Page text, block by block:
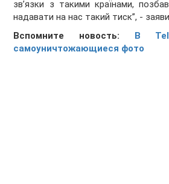
зв’язки з такими країнами,
надавати на нас такий тиск”, -
Вспомните новость: В
самоуничтожающиеся фото